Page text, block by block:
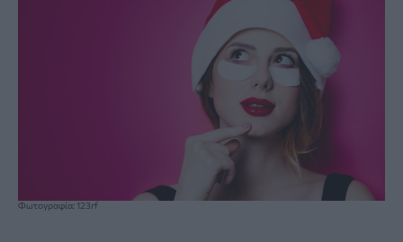
Φωτογραφία: 123rf